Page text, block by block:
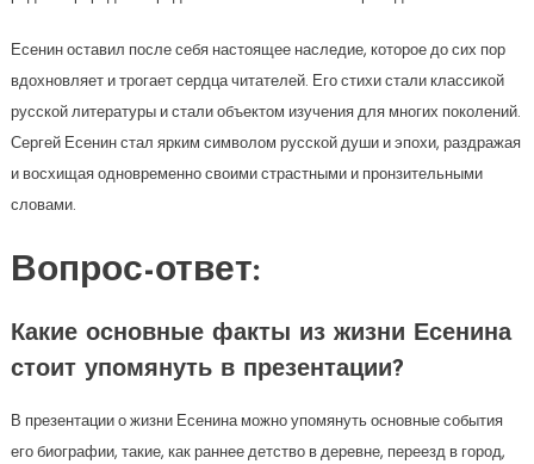
Есенин оставил после себя настоящее наследие, которое до сих пор
вдохновляет и трогает сердца читателей. Его стихи стали классикой
русской литературы и стали объектом изучения для многих поколений.
Сергей Есенин стал ярким символом русской души и эпохи, раздражая
и восхищая одновременно своими страстными и пронзительными
словами.
Вопрос-ответ:
Какие основные факты из жизни Есенина
стоит упомянуть в презентации?
В презентации о жизни Есенина можно упомянуть основные события
его биографии, такие, как раннее детство в деревне, переезд в город,